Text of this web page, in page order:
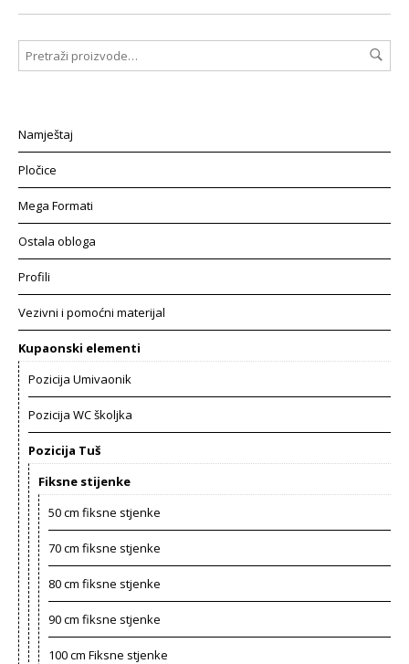
Namještaj
Pločice
Mega Formati
Ostala obloga
Profili
Vezivni i pomoćni materijal
Kupaonski elementi
Pozicija Umivaonik
Pozicija WC školjka
Pozicija Tuš
Fiksne stijenke
50 cm fiksne stjenke
70 cm fiksne stjenke
80 cm fiksne stjenke
90 cm fiksne stjenke
100 cm Fiksne stjenke